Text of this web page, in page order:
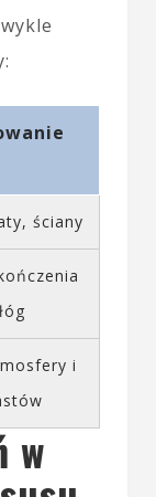
ściany
i
w